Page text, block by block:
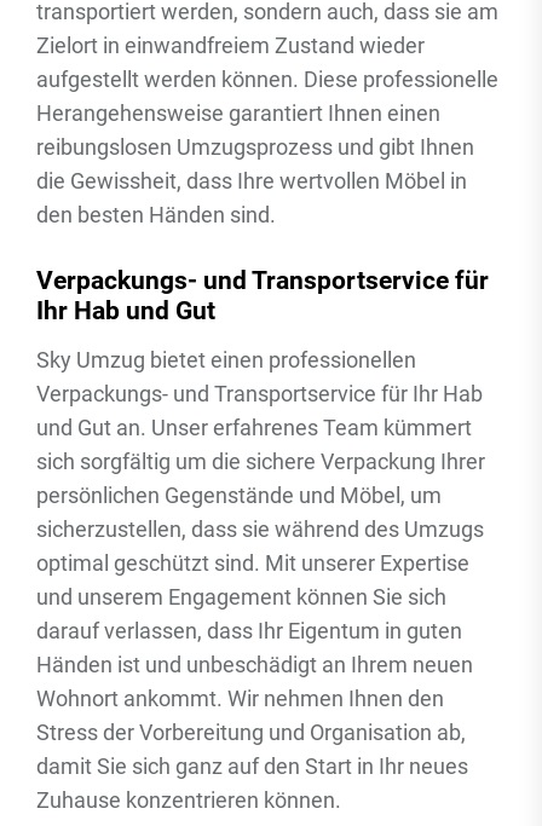
transportiert werden, sondern auch, dass sie am
Zielort in einwandfreiem Zustand wieder
aufgestellt werden können. Diese professionelle
Herangehensweise garantiert Ihnen einen
reibungslosen Umzugsprozess und gibt Ihnen
die Gewissheit, dass Ihre wertvollen Möbel in
den besten Händen sind.
Verpackungs- und Transportservice für
Ihr Hab und Gut
Sky Umzug bietet einen professionellen
Verpackungs- und Transportservice für Ihr Hab
und Gut an. Unser erfahrenes Team kümmert
sich sorgfältig um die sichere Verpackung Ihrer
persönlichen Gegenstände und Möbel, um
sicherzustellen, dass sie während des Umzugs
optimal geschützt sind. Mit unserer Expertise
und unserem Engagement können Sie sich
darauf verlassen, dass Ihr Eigentum in guten
Händen ist und unbeschädigt an Ihrem neuen
Wohnort ankommt. Wir nehmen Ihnen den
Stress der Vorbereitung und Organisation ab,
damit Sie sich ganz auf den Start in Ihr neues
Zuhause konzentrieren können.